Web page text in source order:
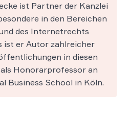
ist Partner der Kanzlei
in den Bereichen
des Internetrechts
ist er Autor zahlreicher
in diesen
Honorarprofessor an
Business School in Köln.